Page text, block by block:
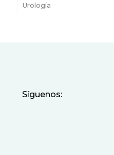
Urología
Síguenos: